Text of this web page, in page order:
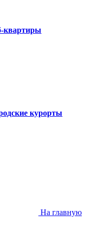
квартиры
курорты
На главную